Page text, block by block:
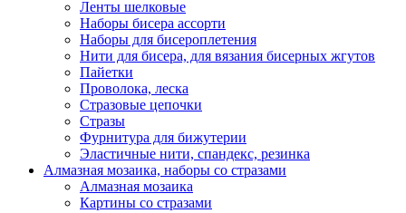
Ленты шелковые
Наборы бисера ассорти
Наборы для бисероплетения
Нити для бисера, для вязания бисерных жгутов
Пайетки
Проволока, леска
Стразовые цепочки
Стразы
Фурнитура для бижутерии
Эластичные нити, спандекс, резинка
Алмазная мозаика, наборы со стразами
Алмазная мозаика
Картины co стразами